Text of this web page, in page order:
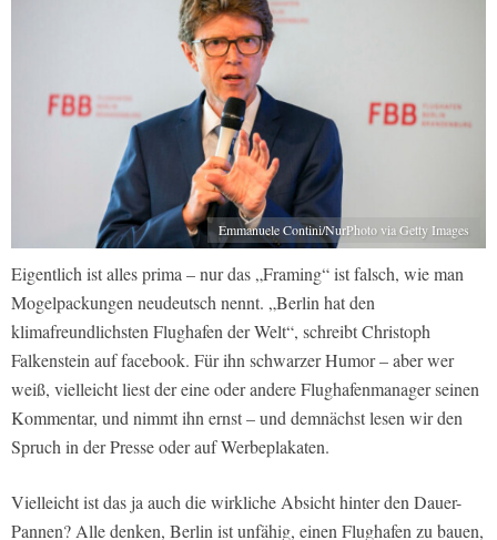
Emmanuele Contini/NurPhoto via Getty Images
Eigentlich ist alles prima – nur das „Framing“ ist falsch, wie man
Mogelpackungen neudeutsch nennt. „Berlin hat den
klimafreundlichsten Flughafen der Welt“, schreibt Christoph
Falkenstein auf facebook. Für ihn schwarzer Humor – aber wer
weiß, vielleicht liest der eine oder andere Flughafenmanager seinen
Kommentar, und nimmt ihn ernst – und demnächst lesen wir den
Spruch in der Presse oder auf Werbeplakaten.
Vielleicht ist das ja auch die wirkliche Absicht hinter den Dauer-
Pannen? Alle denken, Berlin ist unfähig, einen Flughafen zu bauen,